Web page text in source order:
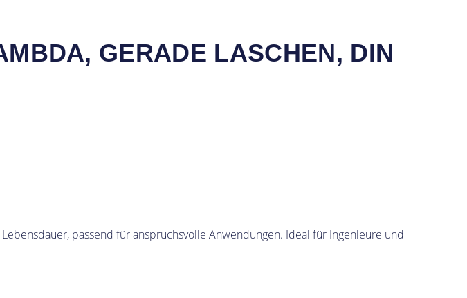
GERADE LASCHEN, DIN
passend für anspruchsvolle Anwendungen. Ideal für Ingenieure und